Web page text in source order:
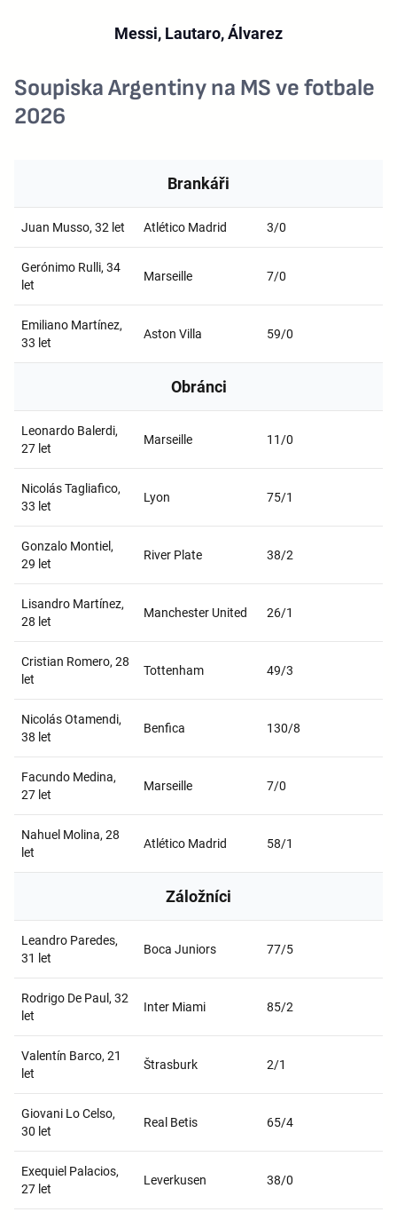
Messi, Lautaro, Álvarez
Soupiska Argentiny na MS ve fotbale
2026
Brankáři
Juan Musso, 32 let Atlético Madrid 3/0
Gerónimo Rulli, 34
let
Marseille 7/0
Emiliano Martínez,
33 let
Aston Villa 59/0
Obránci
Leonardo Balerdi,
27 let
Marseille 11/0
Nicolás Tagliafico,
33 let
Lyon 75/1
Gonzalo Montiel,
29 let
River Plate 38/2
Lisandro Martínez,
28 let
Manchester United 26/1
Cristian Romero, 28
let
Tottenham 49/3
Nicolás Otamendi,
38 let
Benfica 130/8
Facundo Medina,
27 let
Marseille 7/0
Nahuel Molina, 28
let
Atlético Madrid 58/1
Záložníci
Leandro Paredes,
31 let
Boca Juniors 77/5
Rodrigo De Paul, 32
let
Inter Miami 85/2
Valentín Barco, 21
let
Štrasburk 2/1
Giovani Lo Celso,
30 let
Real Betis 65/4
Exequiel Palacios,
27 let
Leverkusen 38/0